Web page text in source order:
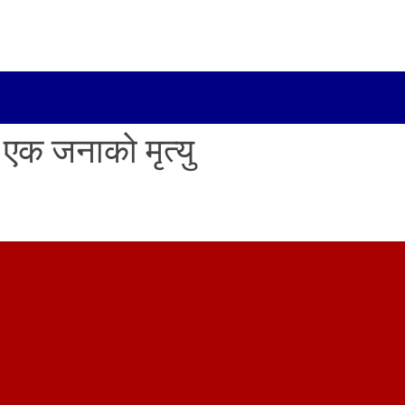
जनाको मृत्यु
जोड्ने भित्री सडकखण्डमा
गर्दा बाटोमा मृत्यु भएको छ ।
की ४४ वर्षीया लीला